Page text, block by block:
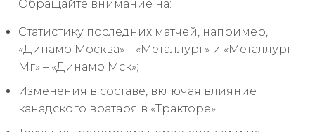
Обращайте внимание на:
Статистику последних матчей, например,
«Динамо Москва» – «Металлург» и «Металлург
Мг» – «Динамо Мск»;
Изменения в составе, включая влияние
канадского вратаря в «Тракторе»;